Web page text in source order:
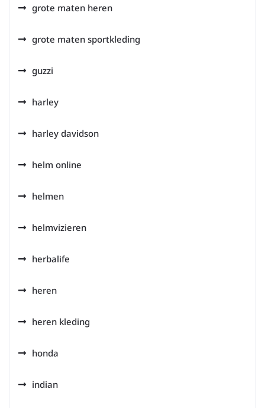
grote maten heren
grote maten sportkleding
guzzi
harley
harley davidson
helm online
helmen
helmvizieren
herbalife
heren
heren kleding
honda
indian